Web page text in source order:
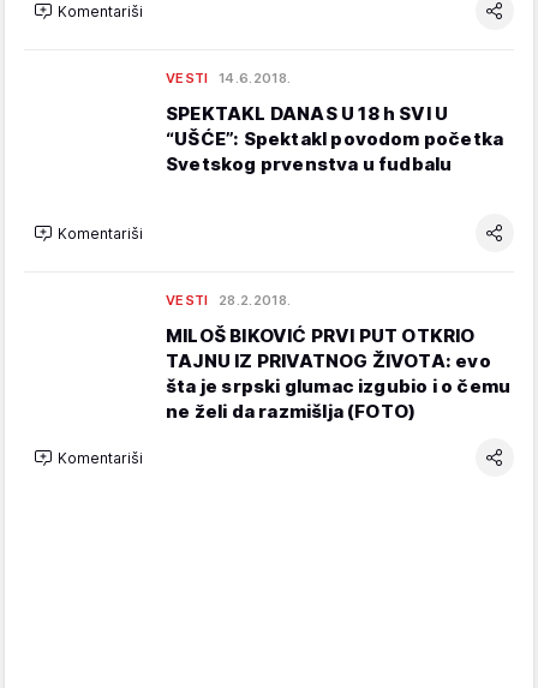
Komentariši
VESTI 14.6.2018.
SPEKTAKL DANAS U 18 h SVI U
“UŠĆE”: Spektakl povodom početka
Svetskog prvenstva u fudbalu
Komentariši
VESTI 28.2.2018.
MILOŠ BIKOVIĆ PRVI PUT OTKRIO
TAJNU IZ PRIVATNOG ŽIVOTA: evo
šta je srpski glumac izgubio i o čemu
ne želi da razmišlja (FOTO)
Komentariši